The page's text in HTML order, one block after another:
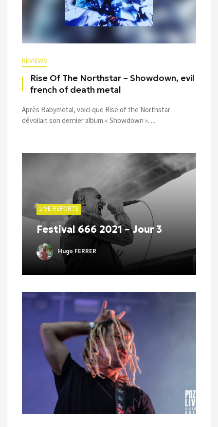
REVIEWS
Rise Of The Northstar – Showdown, evil
french of death metal
Après Babymetal, voici que Rise of the Northstar
dévoilait son dernier album « Showdown ». ...
LIVE REPORTS
Festival 666 2021 – Jour 3
Hugo FERRER